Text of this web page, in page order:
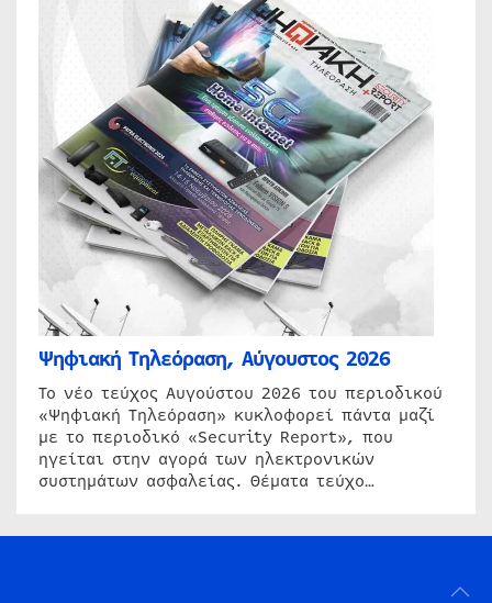
Ψηφιακή Τηλεόραση, Αύγουστος 2026
Το νέο τεύχος Αυγούστου 2026 του περιοδικού
«Ψηφιακή Τηλεόραση» κυκλοφορεί πάντα μαζί
με το περιοδικό «Security Report», που
ηγείται στην αγορά των ηλεκτρονικών
συστημάτων ασφαλείας. Θέματα τεύχο…